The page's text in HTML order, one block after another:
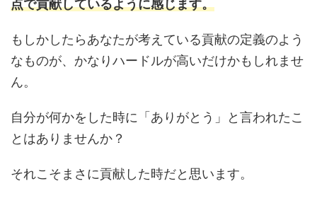
点で貢献しているように感じます。
もしかしたらあなたが考えている貢献の定義のよう
なものが、かなりハードルが高いだけかもしれませ
ん。
自分が何かをした時に「ありがとう」と言われたこ
とはありませんか？
それこそまさに貢献した時だと思います。